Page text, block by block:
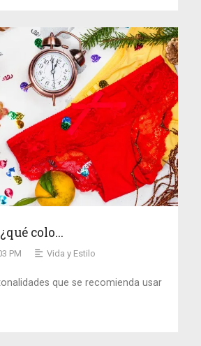
colo...
PM Vida y Estilo
que se recomienda usar